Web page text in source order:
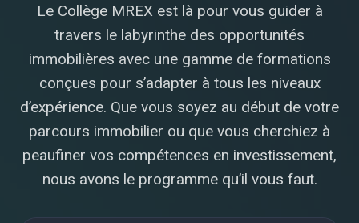
Le Collège MREX est là pour vous guider à
travers le labyrinthe des opportunités
immobilières avec une gamme de formations
conçues pour s’adapter à tous les niveaux
d’expérience. Que vous soyez au début de votre
parcours immobilier ou que vous cherchiez à
peaufiner vos compétences en investissement,
nous avons le programme qu’il vous faut.